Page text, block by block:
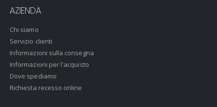
AZIENDA
Chi siamo
Servizio clienti
Informazioni sulla consegna
Informazioni per l'acquisto
Dove spediamo
Richiesta recesso online